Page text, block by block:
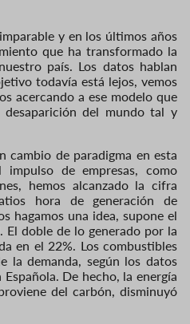
y en los últimos años
que ha transformado la
país. Los datos hablan
todavía está lejos, vemos
acercando a ese modelo que
desaparición del mundo tal y
cambio de paradigma en esta
impulso de empresas, como
hemos alcanzado la cifra
hora de generación de
hagamos una idea, supone el
doble de lo generado por la
en el 22%. Los combustibles
la demanda, según los datos
De hecho, la energía
del carbón, disminuyó